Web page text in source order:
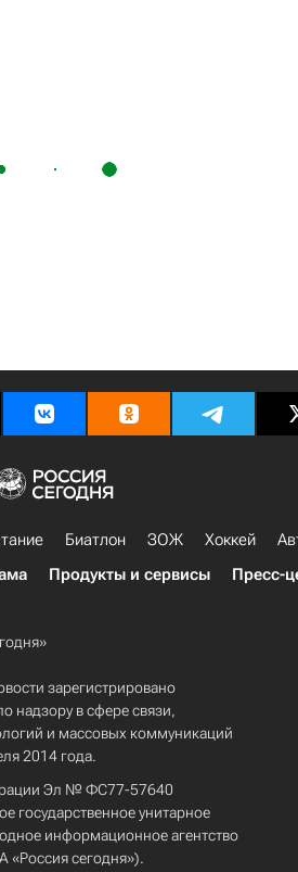
Биатлон ЗОЖ Хоккей
Продукты и сервисы Пресс-
зарегистрировано
надзору в сфере связи,
и массовых коммуникаций
2014 года.
Эл № ФС77-57640
государственное унитарное
информационное агентство
«Россия сегодня»).